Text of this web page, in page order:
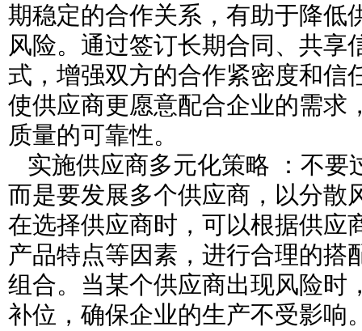
期稳定的合作关系，有助于降低
风险。通过签订长期合同、共享
式，增强双方的合作紧密度和信
使供应商更愿意配合企业的需求
质量的可靠性。
实施供应商多元化策略 ：不要
而是要发展多个供应商，以分散
在选择供应商时，可以根据供应
产品特点等因素，进行合理的搭
组合。当某个供应商出现风险时
补位，确保企业的生产不受影响